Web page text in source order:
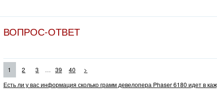
ВОПРОС-ОТВЕТ
1 2 3 ... 39 40
>
Есть ли у вас информация сколько грамм девелопера Phaser 6180 идет в